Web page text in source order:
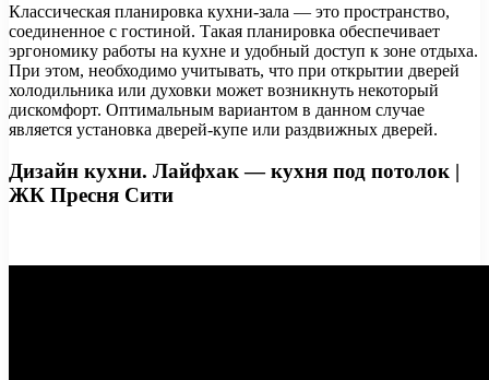
Классическая планировка кухни-зала — это пространство,
соединенное с гостиной. Такая планировка обеспечивает
эргономику работы на кухне и удобный доступ к зоне отдыха.
При этом, необходимо учитывать, что при открытии дверей
холодильника или духовки может возникнуть некоторый
дискомфорт. Оптимальным вариантом в данном случае
является установка дверей-купе или раздвижных дверей.
Дизайн кухни. Лайфхак — кухня под потолок |
ЖК Пресня Сити